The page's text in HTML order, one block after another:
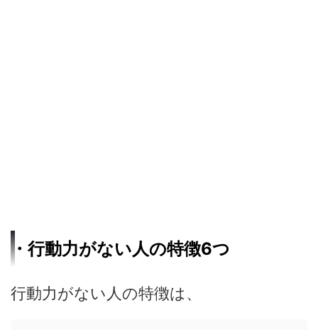
・行動力がない人の特徴6つ
行動力がない人の特徴は、